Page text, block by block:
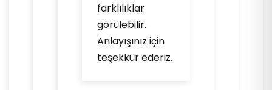
farklılıklar
görülebilir.
Anlayışınız için
teşekkür ederiz.